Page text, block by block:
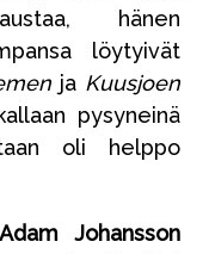
hänen
löytyivät
ja Kuusjoen
pysyneinä
oli helppo
Adam Johansson